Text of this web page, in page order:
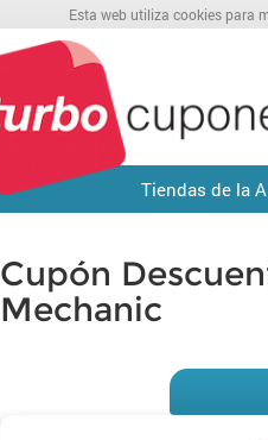
Esta web utiliza cookies para
Tiendas de la
Cupón
Mechanic